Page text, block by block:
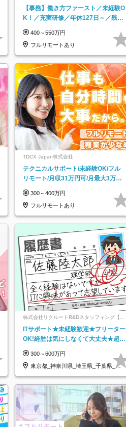
【事務】働き方ファースト／未経験O
K！／充実研修／年休127日～／残業
400～550万円
フルリモートあり
TDCX Japan株式会社
テクニカルサポート/未経験OK/フル
リモート/月収31万円可/月最大3万の
300～400万円
フルリモートあり
株式会社リクルートR&Dスタッフィング【リ
クルートグループ】
ITサポート★未経験歓迎★フリーター
OK!経歴は気にしなくて大丈夫★超大
300～600万円
東京都_神奈川県_埼玉県_千葉県_大
阪府…